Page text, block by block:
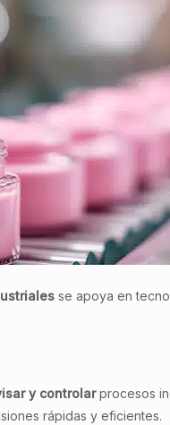
se apoya en
y controlarprocesos
rápidas y eficientes.